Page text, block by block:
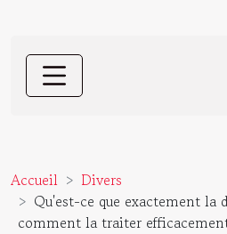
Accueil
Divers
Qu'est-ce que exactement la
comment la traiter